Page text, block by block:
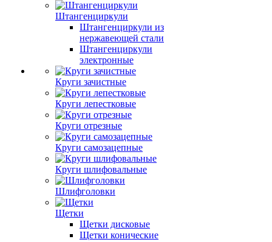
Штангенциркули
Штангенциркули из
нержавеющей стали
Штангенциркули
электронные
Круги зачистные
Круги лепестковые
Круги отрезные
Круги самозацепные
Круги шлифовальные
Шлифголовки
Щетки
Щетки дисковые
Щетки конические